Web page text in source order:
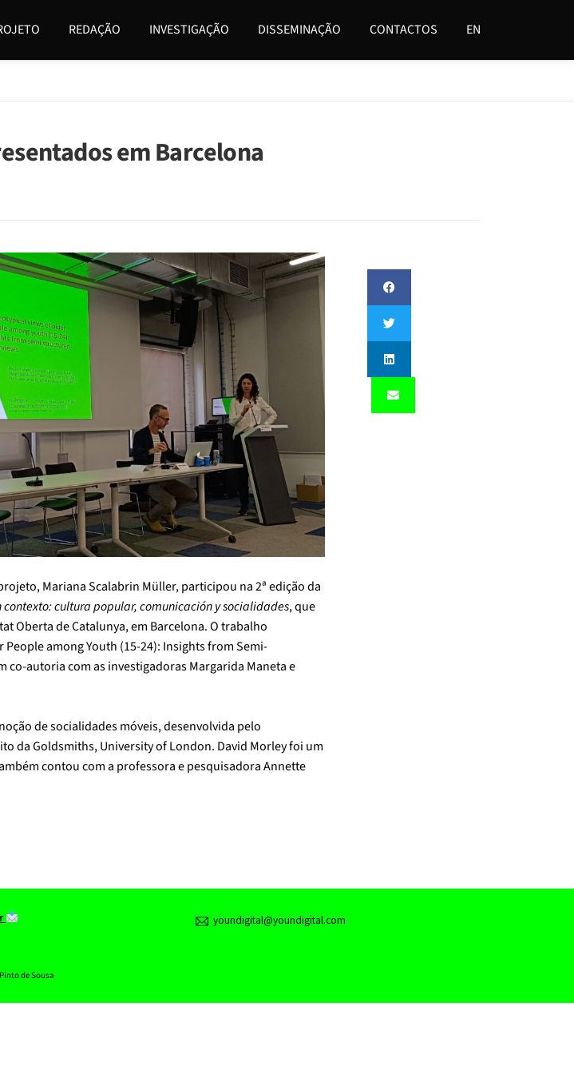
REDAÇÃO INVESTIGAÇÃO DISSEMINAÇÃO CONTACTOS EN
em Barcelona
Mariana Scalabrin Müller, participou na 2ª edição da
contexto: cultura popular, comunicación y socialidades, que
Oberta de Catalunya, em Barcelona. O trabalho
among Youth (15-24): Insights from Semi-
co-autoria com as investigadoras Margarida Maneta e
de socialidades móveis, desenvolvida pelo
da Goldsmiths, University of London. David Morley foi um
contou com a professora e pesquisadora Annette
youndigital@youndigital.com
de Sousa